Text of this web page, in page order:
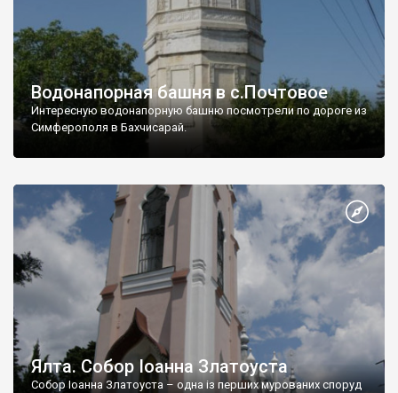
Водонапорная башня в с.Почтовое
Интересную водонапорную башню посмотрели по дороге из
Симферополя в Бахчисарай.
Ялта. Собор Іоанна Златоуста
Собор Іоанна Златоуста – одна із перших мурованих споруд